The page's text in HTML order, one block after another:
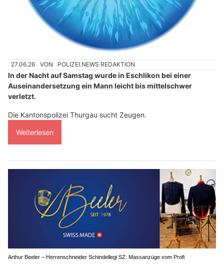
27.06.26 VON POLIZEI.NEWS REDAKTION
In der Nacht auf Samstag wurde in Eschlikon bei einer
Auseinandersetzung ein Mann leicht bis mittelschwer
verletzt.
Die Kantonspolizei Thurgau sucht Zeugen.
Weiterlesen
Arthur Beeler – Herrenschneider Schindellegi SZ: Massanzüge vom Profi